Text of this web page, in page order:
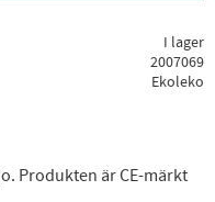
I lager
2007069
Ekoleko
Produkten är CE-märkt